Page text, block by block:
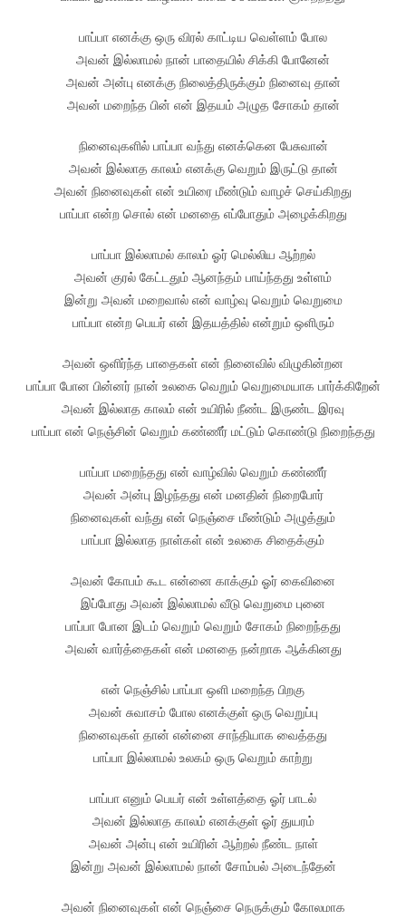
பாப்பா எனக்கு ஒரு விரல் காட்டிய வெள்ளம் போல
அவன் இல்லாமல் நான் பாதையில் சிக்கி போனேன்
அவன் அன்பு எனக்கு நிலைத்திருக்கும் நினைவு தான்
அவன் மறைந்த பின் என் இதயம் அழுத சோகம் தான்
நினைவுகளில் பாப்பா வந்து எனக்கென பேசுவான்
அவன் இல்லாத காலம் எனக்கு வெறும் இருட்டு தான்
அவன் நினைவுகள் என் உயிரை மீண்டும் வாழச் செய்கிறது
பாப்பா என்ற சொல் என் மனதை எப்போதும் அழைக்கிறது
பாப்பா இல்லாமல் காலம் ஓர் மெல்லிய ஆற்றல்
அவன் குரல் கேட்டதும் ஆனந்தம் பாய்ந்தது உள்ளம்
இன்று அவன் மறைவால் என் வாழ்வு வெறும் வெறுமை
பாப்பா என்ற பெயர் என் இதயத்தில் என்றும் ஒளிரும்
அவன் ஒளிர்ந்த பாதைகள் என் நினைவில் விழுகின்றன
பாப்பா போன பின்னர் நான் உலகை வெறும் வெறுமையாக பார்க்கிறேன்
அவன் இல்லாத காலம் என் உயிரில் நீண்ட இருண்ட இரவு
பாப்பா என் நெஞ்சின் வெறும் கண்ணீர் மட்டும் கொண்டு நிறைந்தது
பாப்பா மறைந்தது என் வாழ்வில் வெறும் கண்ணீர்
அவன் அன்பு இழந்தது என் மனதின் நிறைபோர்
நினைவுகள் வந்து என் நெஞ்சை மீண்டும் அழுத்தும்
பாப்பா இல்லாத நாள்கள் என் உலகை சிதைக்கும்
அவன் கோபம் கூட என்னை காக்கும் ஓர் கைவினை
இப்போது அவன் இல்லாமல் வீடு வெறுமை புனை
பாப்பா போன இடம் வெறும் வெறும் சோகம் நிறைந்தது
அவன் வார்த்தைகள் என் மனதை நன்றாக ஆக்கினது
என் நெஞ்சில் பாப்பா ஒளி மறைந்த பிறகு
அவன் சுவாசம் போல எனக்குள் ஒரு வெறுப்பு
நினைவுகள் தான் என்னை சாந்தியாக வைத்தது
பாப்பா இல்லாமல் உலகம் ஒரு வெறும் காற்று
பாப்பா எனும் பெயர் என் உள்ளத்தை ஓர் பாடல்
அவன் இல்லாத காலம் எனக்குள் ஓர் துயரம்
அவன் அன்பு என் உயிரின் ஆற்றல் நீண்ட நாள்
இன்று அவன் இல்லாமல் நான் சோம்பல் அடைந்தேன்
அவன் நினைவுகள் என் நெஞ்சை நெருக்கும் கோலமாக